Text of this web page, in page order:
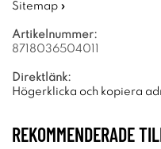
Sitemap »
Artikelnummer:
8718036504011
Direktlänk:
Högerklicka och kopiera
REKOMMENDERADE